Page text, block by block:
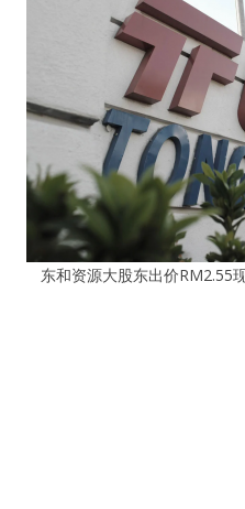
东和资源大股东出价RM2.55